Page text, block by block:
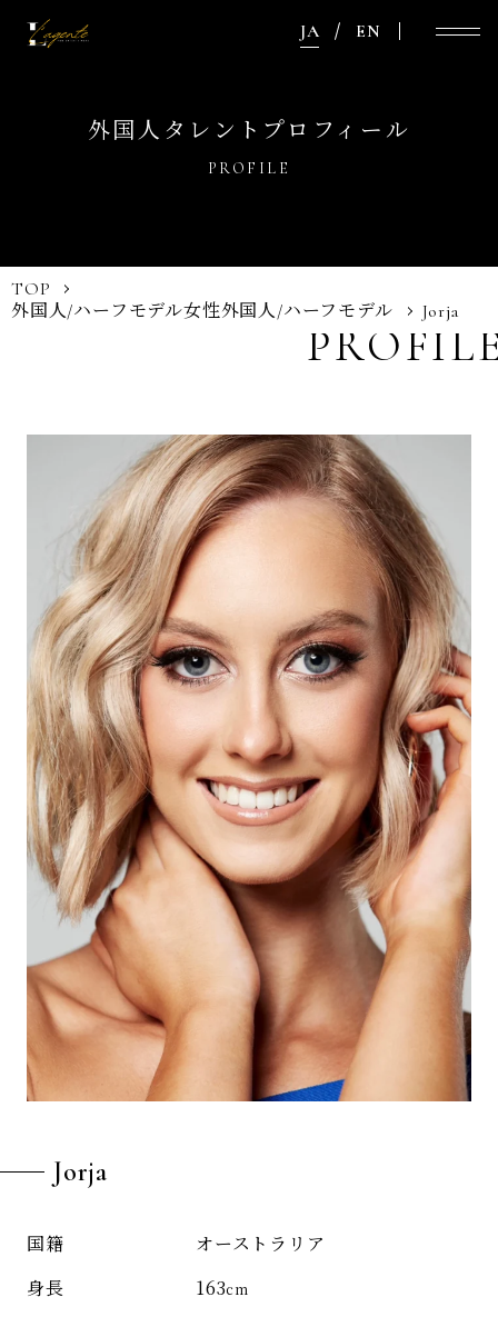
JA EN
外国人タレントプロフィール
PROFILE
TOP
外国人/ハーフモデル女性外国人/ハーフモデル Jorja
Jorja
国籍 オーストラリア
身長 163cm